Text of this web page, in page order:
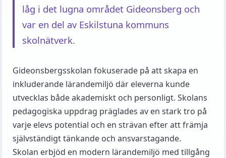
låg i det lugna området Gideonsberg och
var en del av Eskilstuna kommuns
skolnätverk.
Gideonsbergsskolan fokuserade på att skapa en
inkluderande lärandemiljö där eleverna kunde
utvecklas både akademiskt och personligt. Skolans
pedagogiska uppdrag präglades av en stark tro på
varje elevs potential och en strävan efter att främja
självständigt tänkande och ansvarstagande.
Skolan erbjöd en modern lärandemiljö med tillgång